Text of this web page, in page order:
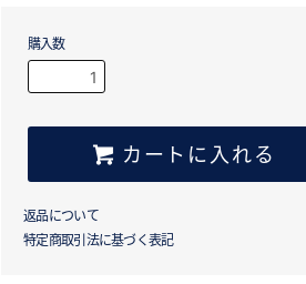
購入数
カートに入れる
返品について
特定商取引法に基づく表記